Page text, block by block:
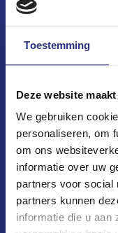
Toestemming
Deze website
We gebruiken
personaliseren, om
om ons
informatie over uw
partners voor social
partners kunnen
informatie die u aan